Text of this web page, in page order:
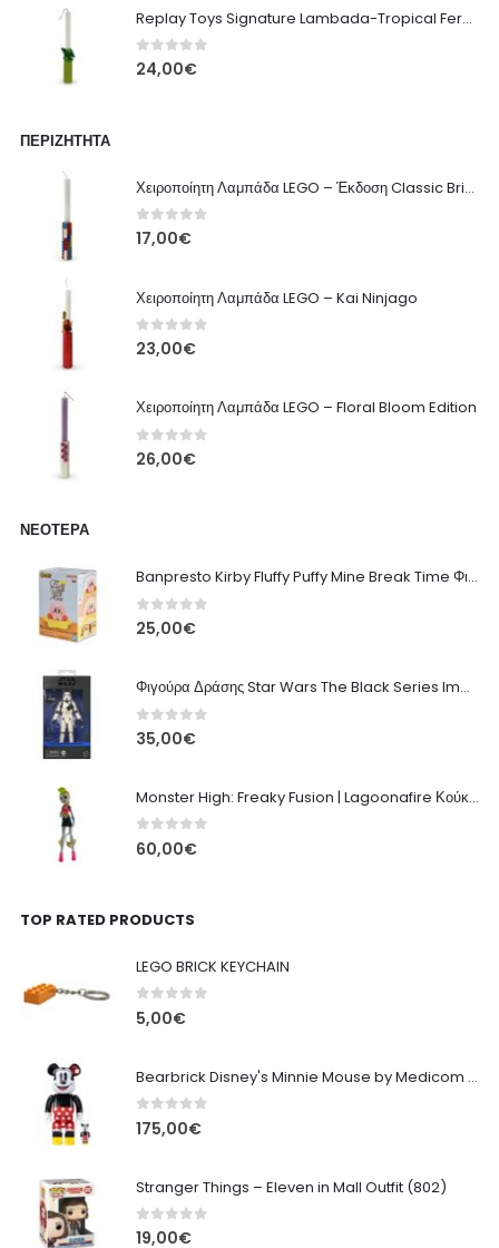
Replay Toys Signature Lambada-Tropical Fern edition 2026
0 out of 5
24,00€
ΠΕΡΙΖΉΤΗΤΑ
Χειροποίητη Λαμπάδα LEGO – Έκδοση Classic Brick
0out of 5
17,00€
Χειροποίητη Λαμπάδα LEGO – Kai Ninjago
0out of 5
23,00€
Χειροποίητη Λαμπάδα LEGO – Floral Bloom Edition
0out of 5
26,00€
ΝΕΌΤΕΡΑ
Banpresto Kirby Fluffy Puffy Mine Break Time Φιγούρα – Α' Έκδοση
0out of 5
25,00€
Φιγούρα Δράσης Star Wars The Black Series Imperial Remnant Stormtrooper #05
0out of 5
35,00€
Monster High: Freaky Fusion | Lagoonafire Κούκλα Mattel 2013 - 28εκ
0 out of 5
60,00€
TOP RATED PRODUCTS
LEGO BRICK KEYCHAIN
0 out of 5
5,00€
Bearbrick Disney's Minnie Mouse by Medicom Toys
0out of 5
175,00€
Stranger Things – Eleven in Mall Outfit (802)
0out of 5
19,00€